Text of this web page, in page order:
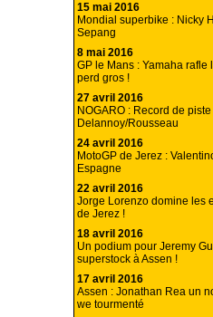
15 mai 2016
Mondial superbike : Nicky
Sepang
8 mai 2016
GP le Mans : Yamaha rafle
perd gros !
27 avril 2016
NOGARO : Record de
Delannoy/Rousseau
24 avril 2016
MotoGP de Jerez :
Espagne
22 avril 2016
Jorge Lorenzo domine les
de Jerez !
18 avril 2016
Un podium pour Jeremy
superstock à Assen !
17 avril 2016
Assen : Jonathan Rea un
we tourmenté